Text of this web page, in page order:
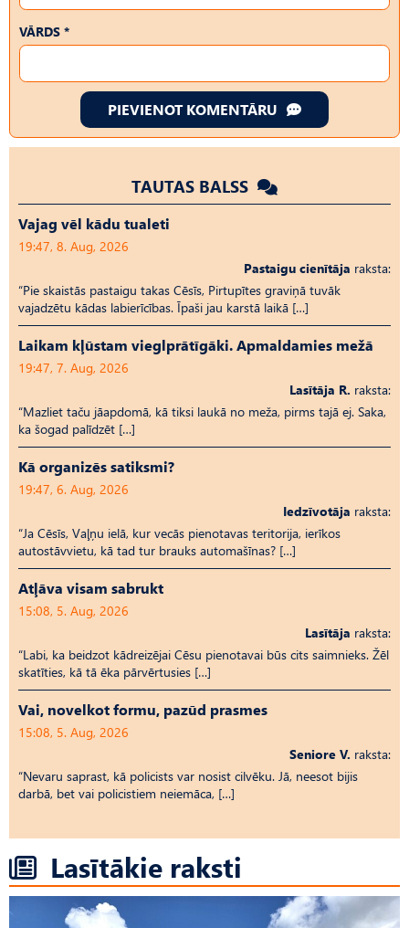
VĀRDS *
PIEVIENOT KOMENTĀRU
TAUTAS BALSS
Vajag vēl kādu tualeti
19:47, 8. Aug, 2026
Pastaigu cienītāja raksta:
“Pie skaistās pastaigu takas Cēsīs, Pirtupītes graviņā tuvāk
vajadzētu kādas labierīcības. Īpaši jau karstā laikā […]
Laikam kļūstam vieglprātīgāki. Apmaldamies mežā
19:47, 7. Aug, 2026
Lasītāja R. raksta:
“Mazliet taču jāapdomā, kā tiksi laukā no meža, pirms tajā ej. Saka,
ka šogad palīdzēt […]
Kā organizēs satiksmi?
19:47, 6. Aug, 2026
Iedzīvotāja raksta:
“Ja Cēsīs, Vaļņu ielā, kur vecās pienotavas teritorija, ierīkos
autostāvvietu, kā tad tur brauks automašīnas? […]
Atļāva visam sabrukt
15:08, 5. Aug, 2026
Lasītāja raksta:
“Labi, ka beidzot kādreizējai Cēsu pienotavai būs cits saimnieks. Žēl
skatīties, kā tā ēka pārvērtusies […]
Vai, novelkot formu, pazūd prasmes
15:08, 5. Aug, 2026
Seniore V. raksta:
“Nevaru saprast, kā policists var nosist cilvēku. Jā, neesot bijis
darbā, bet vai policistiem neiemāca, […]
Lasītākie raksti